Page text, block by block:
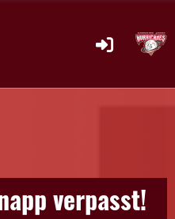
verpasst!